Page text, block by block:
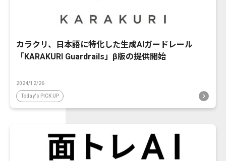
カラクリ、日本語に特化した生成AIガードレール
「KARAKURI Guardrails」β版の提供開始
2024/12/26
Today's PICK UP